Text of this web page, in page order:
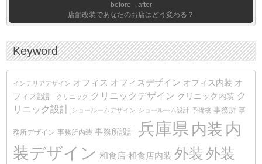
before→after
店舗改装であなたのお店はどう変わる？
Keyword
インテリアデザイン オフィス オフィスデザイン オフィス内装 オ
フィス設計 クリニック クリニックデザイン クリニック内装 ク
リニック設計 ショールームデザイン ショールーム設計 予備校 事務所 事
務所デザイン 事務所内装 事務所設計 兵庫県 内装 内
装デザイン 和食店 和食店内装 外装 外装